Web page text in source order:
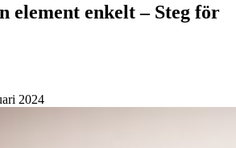
element enkelt – Steg för
2024